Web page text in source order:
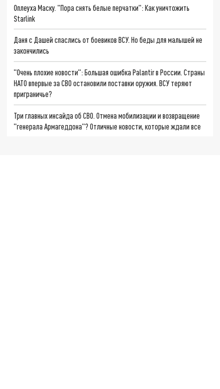
Оплеуха Маску. "Пора снять белые перчатки": Как уничтожить
Starlink
Даня с Дашей спаслись от боевиков ВСУ. Но беды для малышей не
закончились
"Очень плохие новости": Большая ошибка Palantir в России. Страны
НАТО впервые за СВО остановили поставки оружия. ВСУ теряют
приграничье?
Три главных инсайда об СВО. Отмена мобилизации и возвращение
"генерала Армагеддона"? Отличные новости, которые ждали все